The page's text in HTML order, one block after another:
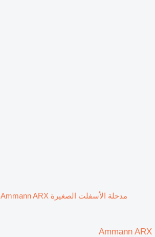
مدحلة الأسفلت الصغيرة Ammann ARX
Ammann